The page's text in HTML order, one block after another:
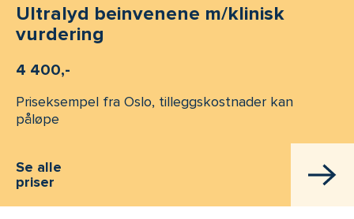
Ultralyd beinvenene m/klinisk
vurdering
4 400,-
Priseksempel fra Oslo, tilleggskostnader kan
påløpe
Se alle
priser